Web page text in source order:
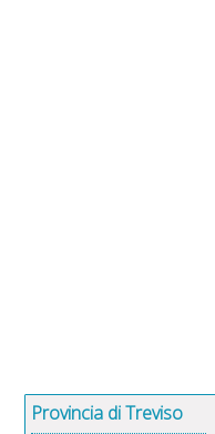
Provincia di Treviso